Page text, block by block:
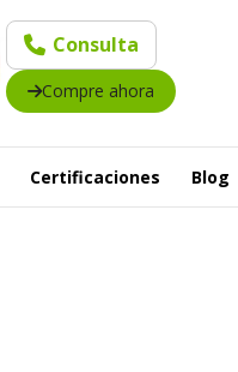
Consulta
Compre ahora
Certificaciones Blog